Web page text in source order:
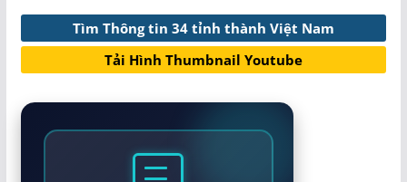
Tìm Thông tin 34 tỉnh thành Việt Nam
Tải Hình Thumbnail Youtube